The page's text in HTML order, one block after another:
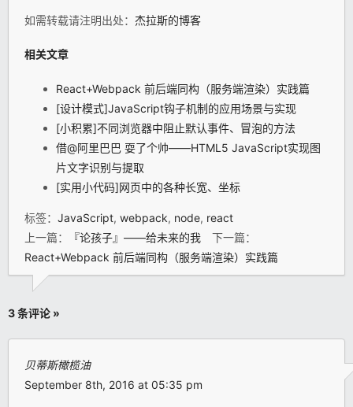
如需转载请注明出处： 杰拉斯的博客
相关文章
React+Webpack 前后端同构（服务端渲染）实践篇
[设计模式]JavaScript钩子机制的应用场景与实现
[小积累]不同浏览器中阻止默认事件、冒泡的方法
借@阿里巴巴 耍了个帅——HTML5 JavaScript实现图
片文字识别与提取
[实用小代码]网页中的各种长宽、坐标
标签： JavaScript, webpack, node, react
上一篇：
『论孩子』——给未来的我 下一篇：
React+Webpack 前后端同构（服务端渲染）实践篇
3 条评论 »
贝蒂斯橄榄油
September 8th, 2016 at 05:35 pm